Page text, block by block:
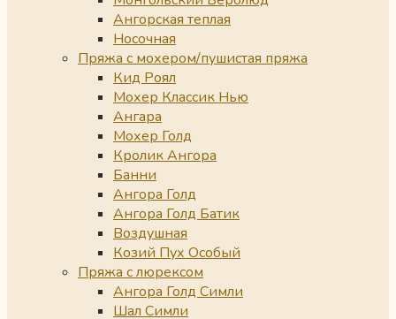
Ангорская теплая
Носочная
Пряжа с мохером/пушистая пряжа
Кид Роял
Мохер Классик Нью
Ангара
Мохер Голд
Кролик Ангора
Банни
Ангора Голд
Ангора Голд Батик
Воздушная
Козий Пух Особый
Пряжа с люрексом
Ангора Голд Симли
Шал Симли